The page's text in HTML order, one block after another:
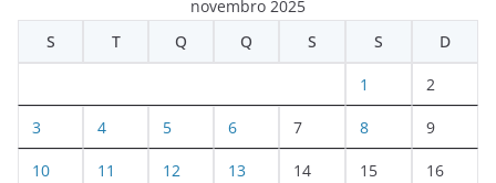
novembro 2025
S
T Q Q S S D
1 2
3 4 5 6 7 8 9
10 11 12 13 14 15 16